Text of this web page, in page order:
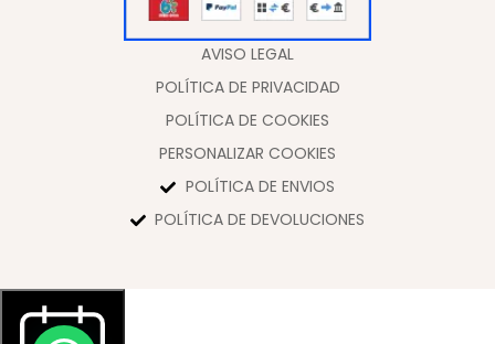
AVISO LEGAL
POLÍTICA DE PRIVACIDAD
POLÍTICA DE COOKIES
PERSONALIZAR COOKIES
POLÍTICA DE ENVIOS
POLÍTICA DE DEVOLUCIONES